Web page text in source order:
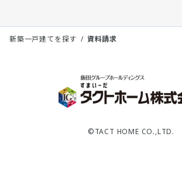
新築一戸建てを探す 資料請求
©TACT HOME CO.,LTD.